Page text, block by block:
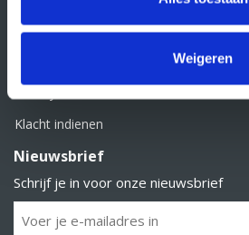
Weigeren
Retourbeleid
Klacht indienen
Nieuwsbrief
Schrijf je in voor onze nieuwsbrief